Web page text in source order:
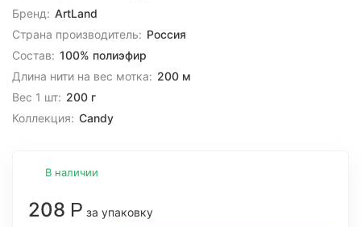
Бренд: ArtLand
Страна производитель: Россия
Состав: 100% полиэфир
Длина нити на вес мотка: 200 м
Вес 1 шт: 200 г
Коллекция: Candy
В наличии
208 Р за упаковку